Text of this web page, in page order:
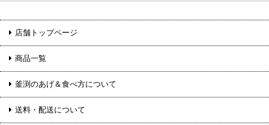
店舗トップページ
商品一覧
釜渕のあげ＆食べ方について
送料・配送について